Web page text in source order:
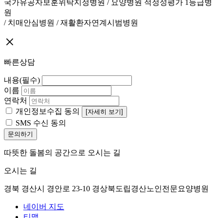
국가유공자보훈위탁지정병원 / 요양병원 적정성평가 1등급병
원
/ 치매안심병원 / 재활환자연계시범병원
빠른상담
내용(필수)
이름
연락처
개인정보수집 동의
[자세히 보기]
SMS 수신 동의
문의하기
따뜻한 돌봄의 공간으로 오시는 길
오시는 길
경북 경산시 경안로 23-10 경상북도립경산노인전문요양병원
네이버 지도